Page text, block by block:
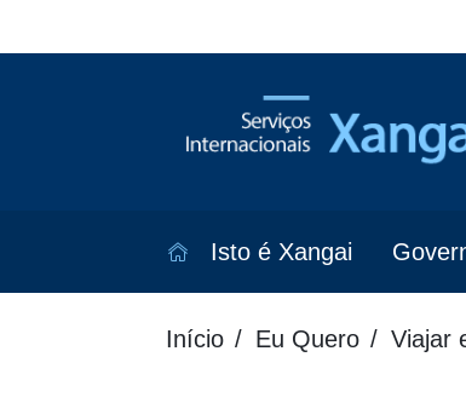
Isto é Xangai
Início Eu Quero Viajar